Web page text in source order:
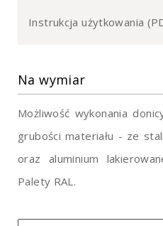
Instrukcja użytkowania
Na wymiar
Możliwość wykonania
grubości materiału - ze
oraz aluminium
Palety RAL.